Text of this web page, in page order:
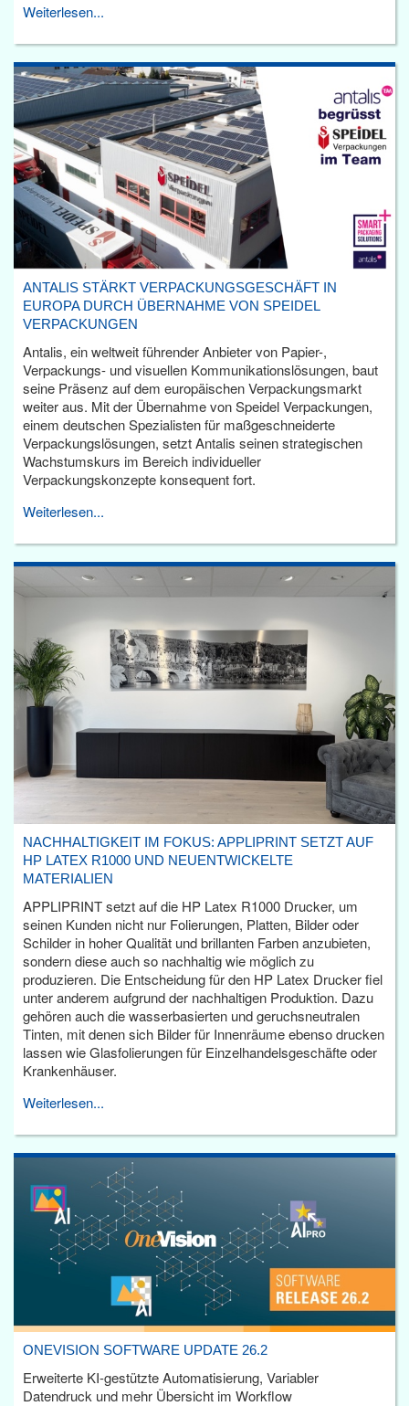
Weiterlesen...
ANTALIS STÄRKT VERPACKUNGSGESCHÄFT IN
EUROPA DURCH ÜBERNAHME VON SPEIDEL
VERPACKUNGEN
Antalis, ein weltweit führender Anbieter von Papier-,
Verpackungs- und visuellen Kommunikationslösungen, baut
seine Präsenz auf dem europäischen Verpackungsmarkt
weiter aus. Mit der Übernahme von Speidel Verpackungen,
einem deutschen Spezialisten für maßgeschneiderte
Verpackungslösungen, setzt Antalis seinen strategischen
Wachstumskurs im Bereich individueller
Verpackungskonzepte konsequent fort.
Weiterlesen...
NACHHALTIGKEIT IM FOKUS: APPLIPRINT SETZT AUF
HP LATEX R1000 UND NEUENTWICKELTE
MATERIALIEN
APPLIPRINT setzt auf die HP Latex R1000 Drucker, um
seinen Kunden nicht nur Folierungen, Platten, Bilder oder
Schilder in hoher Qualität und brillanten Farben anzubieten,
sondern diese auch so nachhaltig wie möglich zu
produzieren. Die Entscheidung für den HP Latex Drucker fiel
unter anderem aufgrund der nachhaltigen Produktion. Dazu
gehören auch die wasserbasierten und geruchsneutralen
Tinten, mit denen sich Bilder für Innenräume ebenso drucken
lassen wie Glasfolierungen für Einzelhandelsgeschäfte oder
Krankenhäuser.
Weiterlesen...
ONEVISION SOFTWARE UPDATE 26.2
Erweiterte KI-gestützte Automatisierung, Variabler
Datendruck und mehr Übersicht im Workflow